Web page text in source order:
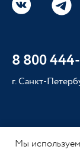
8 800
г. Санкт-
Мы